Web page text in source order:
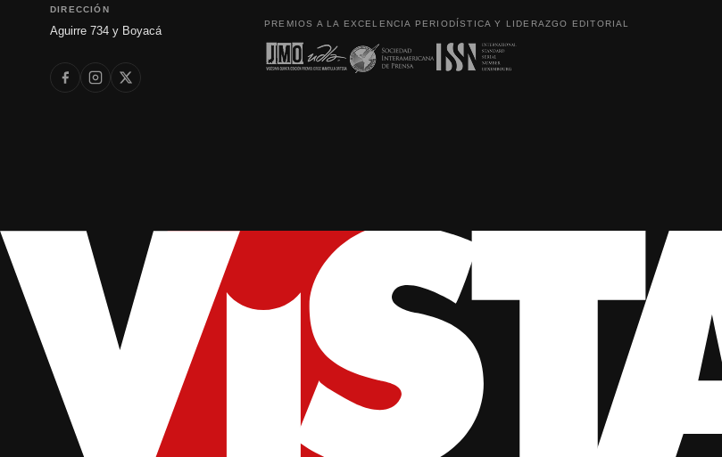
DIRECCIÓN
Aguirre 734 y Boyacá
PREMIOS A LA EXCELENCIA PERIODÍSTICA Y LIDERAZGO EDITORIAL